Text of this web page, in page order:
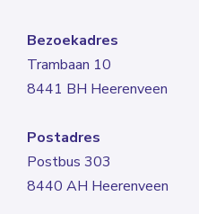
Bezoekadres
Trambaan 10
8441 BH Heerenveen
Postadres
Postbus 303
8440 AH Heerenveen